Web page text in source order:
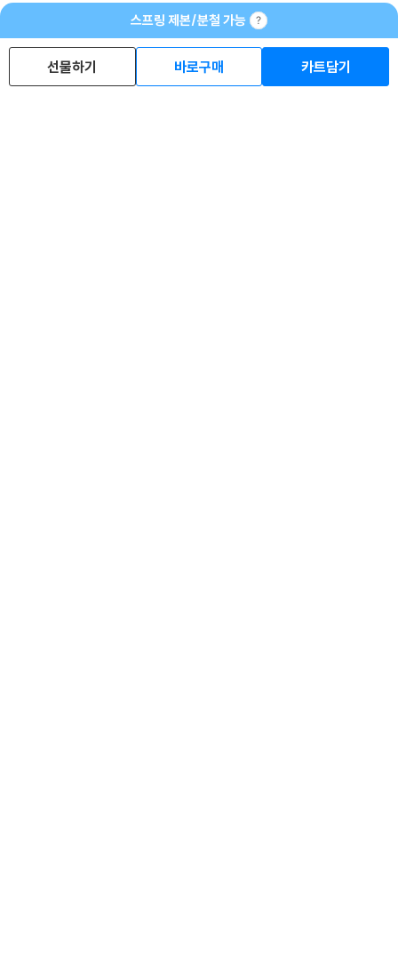
스프링 제본/분철 가능
선물하기 바로구매 카트담기